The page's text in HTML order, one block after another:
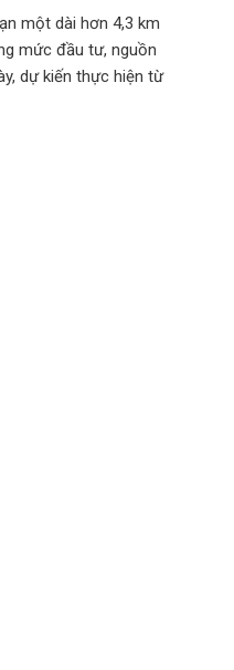
một dài hơn 4,3 km
mức đầu tư, nguồn
dự kiến thực hiện từ